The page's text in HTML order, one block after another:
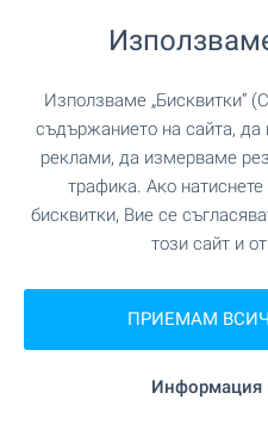
Банско -
Изберете собствен
Използваме „Бисквитки“
съдържанието на сайта, да
реклами, да измерваме
трафика. Ако
бисквитки, Вие се
този сайт и
ПРИЕМАМ
Информация